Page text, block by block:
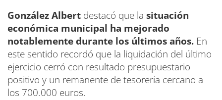
González Albert destacó que la situación
económica municipal ha mejorado
notablemente durante los últimos años. En
este sentido recordó que la liquidación del último
ejercicio cerró con resultado presupuestario
positivo y un remanente de tesorería cercano a
los 700.000 euros.